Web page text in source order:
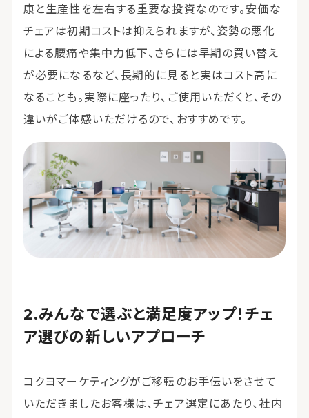
康と生産性を左右する重要な投資なのです。安価な
チェアは初期コストは抑えられますが、姿勢の悪化
による腰痛や集中力低下、さらには早期の買い替え
が必要になるなど、長期的に見ると実はコスト高に
なることも。実際に座ったり、ご使用いただくと、その
違いがご体感いただけるので、おすすめです。
みんなで選ぶと満足度アップ！チェ
ア選びの新しいアプローチ
コクヨマーケティングがご移転のお手伝いをさせて
いただきましたお客様は、チェア選定にあたり、社内